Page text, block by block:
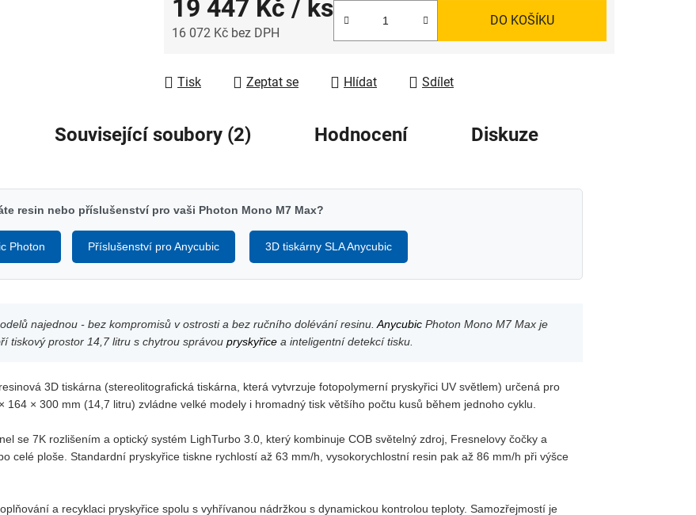
19 447 Kč / ks
16 072 Kč bez DPH
DO KOŠÍKU
Tisk Zeptat se Hlídat Sdílet
Související soubory (2) Hodnocení Diskuze
resin nebo příslušenství pro vaši Photon Mono M7 Max?
Photon Příslušenství pro Anycubic 3D tiskárny SLA Anycubic
najednou - bez kompromisů v ostrosti a bez ručního dolévání resinu.Anycubic Photon Mono M7 Max je
tiskový prostor 14,7 litru s chytrou správou pryskyřice a inteligentní detekcí tisku.
3D tiskárna (stereolitografická tiskárna, která vytvrzuje fotopolymerní pryskyřici UV světlem) určená pro
× 300 mm (14,7 litru) zvládne velké modely i hromadný tisk většího počtu kusů během jednoho cyklu.
se 7K rozlišením a optický systém LighTurbo 3.0, který kombinuje COB světelný zdroj, Fresnelovy čočky a
celé ploše. Standardní pryskyřice tiskne rychlostí až 63 mm/h, vysokorychlostní resin pak až 86 mm/h při výšce
a recyklaci pryskyřice spolu s vyhřívanou nádržkou s dynamickou kontrolou teploty. Samozřejmostí je